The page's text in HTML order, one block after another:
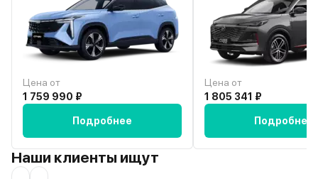
Цена от
1 759 990 ₽
Подробнее
Цена от
1 805 341 ₽
Подробнее
Наши клиенты ищут